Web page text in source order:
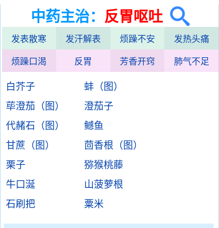
中药主治： 反胃呕吐
发表散寒 发汗解表 烦躁不安 发热头痛
烦躁口渴 反胃 芳香开窍 肺气不足
白芥子
蚌（图）
荜澄茄（图）
澄茄子
代赭石（图）
鳡鱼
甘蔗（图）
茴香根（图）
栗子
猕猴桃藤
牛口涎
山菠萝根
石刷把
粟米